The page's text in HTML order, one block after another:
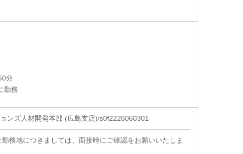
分
勤務
ンズ人材開発本部 (広島支店)/s0f2226060301
務地につきましては、面接時にご確認をお願いいたしま